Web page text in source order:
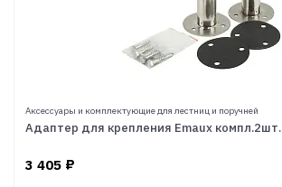
Аксессуары и комплектующие для лестниц и поручней
Адаптер для крепления Emaux компл.2шт.
3 405 ₽